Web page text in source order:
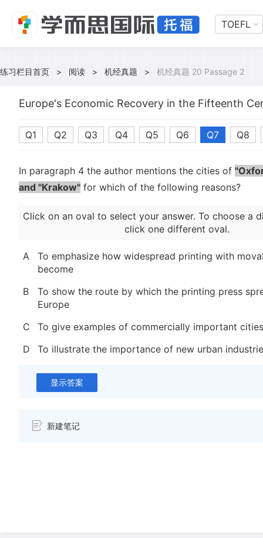
TOEFL
练习栏目首页 > 阅读 > 机经真题 > 机经真题 20 Passage 2
Europe's Economic Recovery in the Fifteenth
Q1 Q2 Q3 Q4 Q5 Q6 Q7 Q8
In paragraph 4 the author mentions the cities of
and "Krakow" for which of the following reasons?
Click on an oval to select your answer. To choose a
click one different oval.
A
To emphasize how widespread printing with
become
B
To show the route by which the printing press
Europe
C
To give examples of commercially important
D
To illustrate the importance of new urban
显示答案
新建笔记